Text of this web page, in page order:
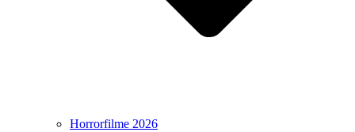
Horrorfilme 2026